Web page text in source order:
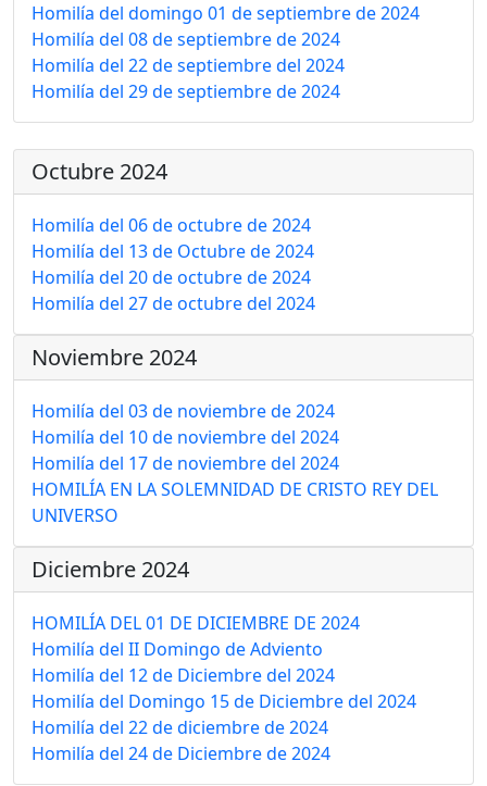
Homilía del domingo 01 de septiembre de 2024
Homilía del 08 de septiembre de 2024
Homilía del 22 de septiembre del 2024
Homilía del 29 de septiembre de 2024
Octubre 2024
Homilía del 06 de octubre de 2024
Homilía del 13 de Octubre de 2024
Homilía del 20 de octubre de 2024
Homilía del 27 de octubre del 2024
Noviembre 2024
Homilía del 03 de noviembre de 2024
Homilía del 10 de noviembre del 2024
Homilía del 17 de noviembre del 2024
HOMILÍA EN LA SOLEMNIDAD DE CRISTO REY DEL
UNIVERSO
Diciembre 2024
HOMILÍA DEL 01 DE DICIEMBRE DE 2024
Homilía del II Domingo de Adviento
Homilía del 12 de Diciembre del 2024
Homilía del Domingo 15 de Diciembre del 2024
Homilía del 22 de diciembre de 2024
Homilía del 24 de Diciembre de 2024